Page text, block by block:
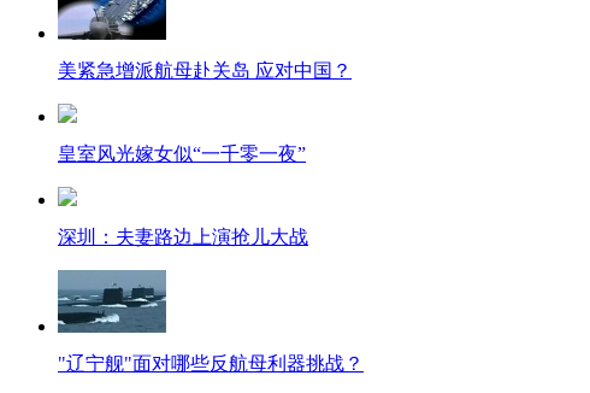
美紧急增派航母赴关岛 应对中国？
皇室风光嫁女似“一千零一夜”
深圳：夫妻路边上演抢儿大战
"辽宁舰"面对哪些反航母利器挑战？